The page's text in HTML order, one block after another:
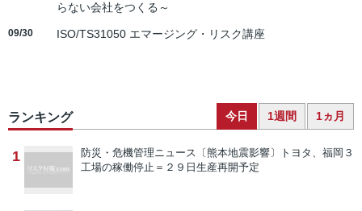
らない会社をつくる～
09/30 ISO/TS31050 エマージング・リスク講座
ランキング 今日 1週間 1ヵ月
1 防災・危機管理ニュース 〔熊本地震影響〕トヨタ、福岡３
工場の稼働停止＝２９日生産再開予定